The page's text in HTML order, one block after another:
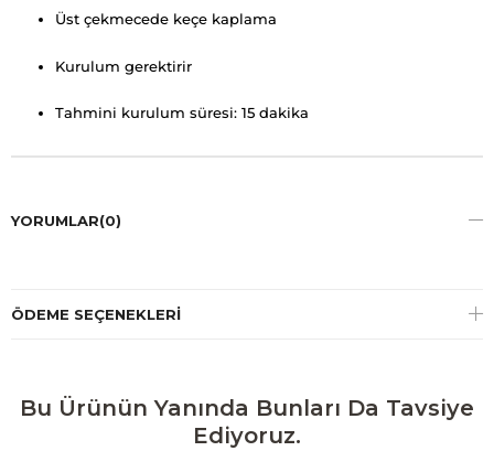
Üst çekmecede keçe kaplama
Kurulum gerektirir
Tahmini kurulum süresi: 15 dakika
YORUMLAR(0)
ÖDEME SEÇENEKLERI
Bu Ürünün Yanında Bunları Da Tavsiye
Ediyoruz.